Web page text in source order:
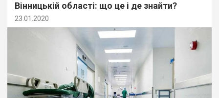
Вінницькій області: що це і де знайти?
23.01.2020